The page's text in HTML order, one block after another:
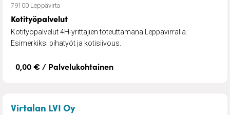
79100 Leppävirta
Kotityöpalvelut
Kotityöpalvelut 4H-yrittäjien toteuttamana Leppävirralla.
Esimerkiksi pihatyöt ja kotisiivous.
0,00 € / Palvelukohtainen
Virtalan LVI Oy– LVI-palvelut, puunkaadot